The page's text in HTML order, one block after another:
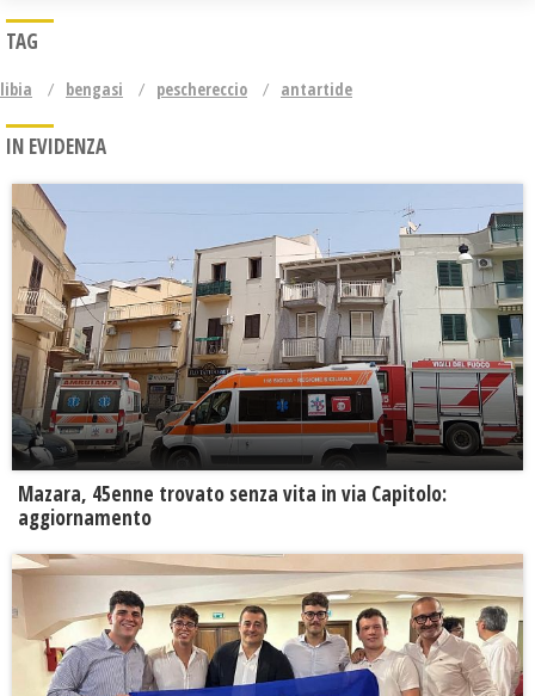
TAG
libia bengasi peschereccio antartide
IN EVIDENZA
Mazara, 45enne trovato senza vita in via Capitolo:
aggiornamento